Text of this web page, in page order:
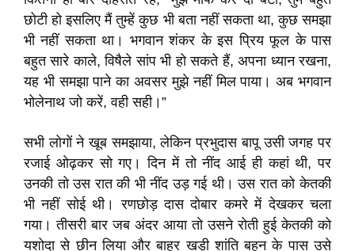
छोटी हो इसलिए मैं तुम्हें कुछ भी बता नहीं सकता था, कुछ समझा
भी नहीं सकता था। भगवान शंकर के इस प्रिय फूल के पास
बहुत सारे काले, विषैले सांप भी हो सकते हैं, अपना ध्यान रखना,
यह भी समझा पाने का अवसर मुझे नहीं मिल पाया। अब भगवान
भोलेनाथ जो करें, वही सही।”
सभी लोगों ने खूब समझाया, लेकिन प्रभुदास बापू उसी जगह पर
रजाई ओढ़कर सो गए। दिन में तो नींद आई ही कहां थी, पर
उनकी तो उस रात की भी नींद उड़ गई थी। उस रात को केतकी
भी नहीं सोई थी। रणछोड़ दास दोबार कमरे में देखकर चला
गया। तीसरी बार जब अंदर आया तो उसने रोती हुई केतकी को
यशोदा से छीन लिया और बाहर खड़ी शांति बहन के पास उसे